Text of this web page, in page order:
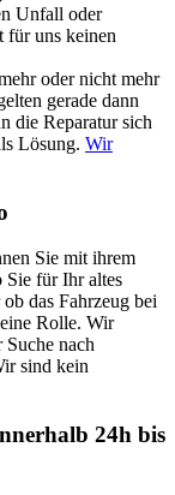
Unfall oder
für uns keinen
oder nicht mehr
gerade dann
die Reparatur sich
Lösung. Wir
Sie mit ihrem
Sie für Ihr altes
das Fahrzeug bei
Rolle. Wir
nach
sind kein
24h bis